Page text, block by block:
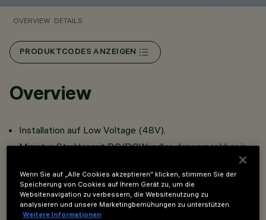
OVERVIEW DETAILS
PRODUKTCODES ANZEIGEN
Overview
Installation auf Low Voltage (48V).
Miniatur-Strahler mit DC/DCWandler, der versenkbar in
Adapteranschluss-Schiene mit Schnellstecksystem.
Strahlergehäuse aus Aluminiumdruckguss.
Hochaufl ösende optische Linsen aus
Wenn Sie auf „Alle Cookies akzeptieren“ klicken, stimmen Sie der
Speicherung von Cookies auf Ihrem Gerät zu, um die
Websitenavigation zu verbessern, die Websitenutzung zu
analysieren und unsere Marketingbemühungen zu unterstützen.
Weitere Informationen